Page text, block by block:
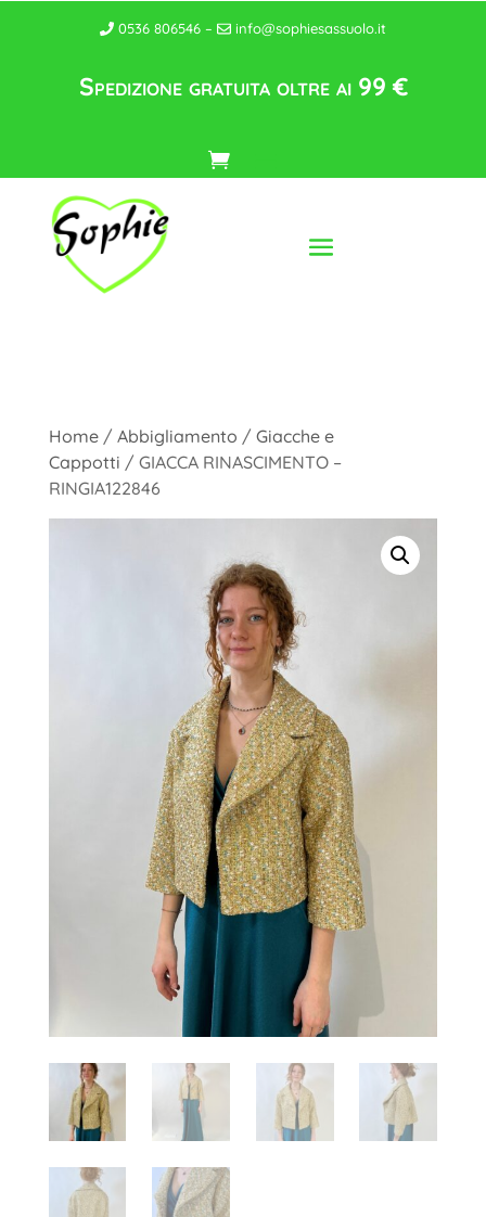
0536 806546 – info@sophiesassuolo.it
Spedizione gratuita oltre ai 99 €
Home/ Abbigliamento / Giacche e
Cappotti / GIACCA RINASCIMENTO –
RINGIA122846